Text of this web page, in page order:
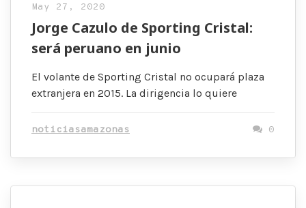
May 27, 2020
Jorge Cazulo de Sporting Cristal:
será peruano en junio
El volante de Sporting Cristal no ocupará plaza
extranjera en 2015. La dirigencia lo quiere
noticiasamazonas 0